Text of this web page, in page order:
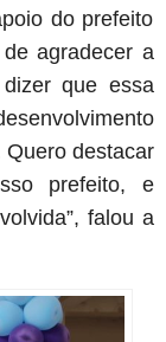
do prefeito
agradecer a
que essa
Quero destacar
prefeito, e
falou a